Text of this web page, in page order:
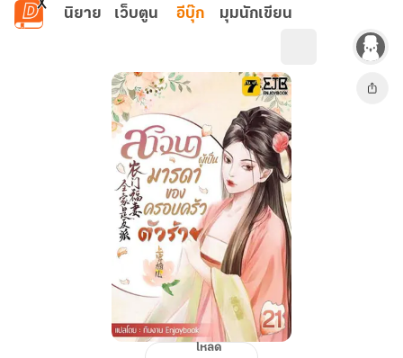
ข้ามไปยังเนื้อหาหลัก
นิยาย เว็บตูน อีบุ๊ก มุมนักเขียน
โหลด